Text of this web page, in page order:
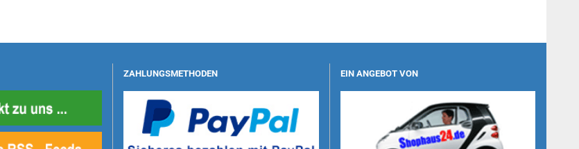
ZAHLUNGSMETHODEN EIN ANGEBOT VON